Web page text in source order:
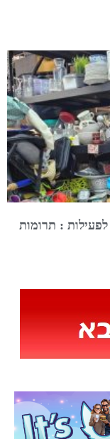
כפר סבא חוגג 15 שנה לפעילות : תרומות